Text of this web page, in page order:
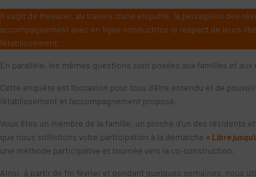
Il s’agit de mesurer, au travers d’une enquête, la perception des
accompagnement avec en ligne conductrice le respect de leurs
l’établissement.
En parallèle, les mêmes questions sont posées aux familles et aux
Cette enquête est l’occasion pour tous d’être entendu et de
l’établissement et l’accompagnement proposé.
Vous êtes un membre de la famille, un proche d’un des résidents
que nous sollicitons votre participation à la démarche « Libre
une méthode participative et tournée vers la co-construction.
Ainsi, à partir de fin février et pendant quelques semaines, nous